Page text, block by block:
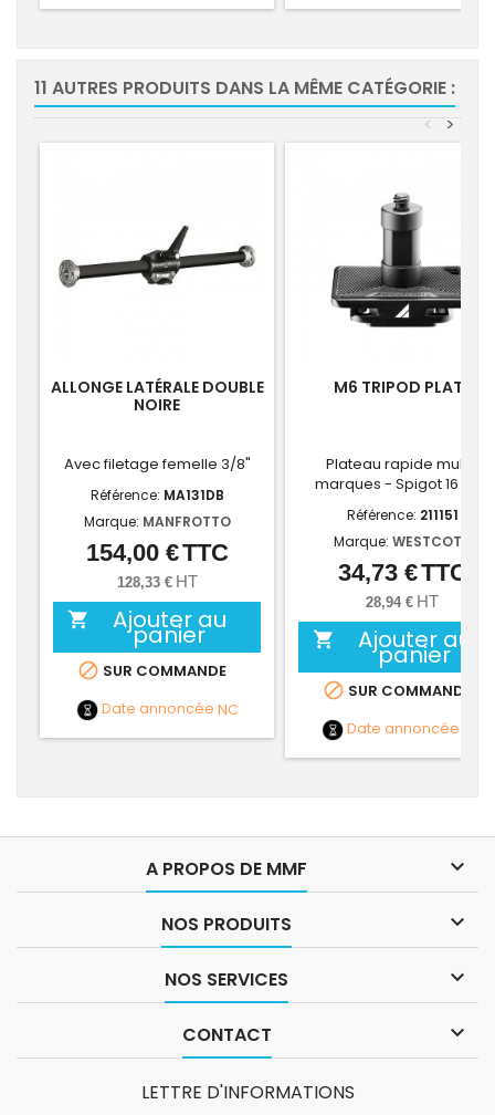
11 AUTRES PRODUITS DANS LA MÊME CATÉGORIE :
>
<
ALLONGE LATÉRALE DOUBLE
NOIRE
Avec filetage femelle 3/8"
Référence: MA131DB
Marque: MANFROTTO
Prix
154,00 €TTC
128,33 € HT
 Ajouter au
panier
 SUR COMMANDE
Date annoncée NC
M6 TRIPOD PLATE
Plateau rapide multi-
marques - Spigot 16 mm
Référence: 211151
Marque: WESTCOTT
Prix
34,73 €TTC
28,94 € HT
 Ajouter au
panier
 SUR COMMANDE
Date annoncée
A PROPOS DE MMF 
NOS PRODUITS 
NOS SERVICES 
CONTACT 
LETTRE D'INFORMATIONS